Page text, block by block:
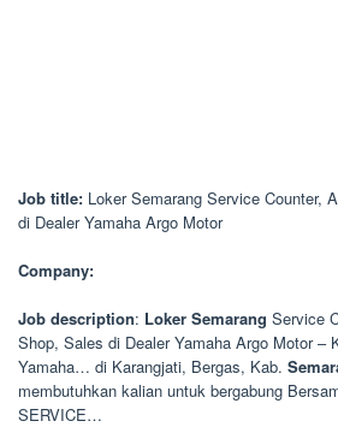
Job title: Loker Semarang Service Counter,
di Dealer Yamaha Argo Motor
Company:
Job description: Loker Semarang Service
Shop, Sales di Dealer Yamaha Argo Motor –
Yamaha… di Karangjati, Bergas, Kab.
membutuhkan kalian untuk bergabung
SERVICE…